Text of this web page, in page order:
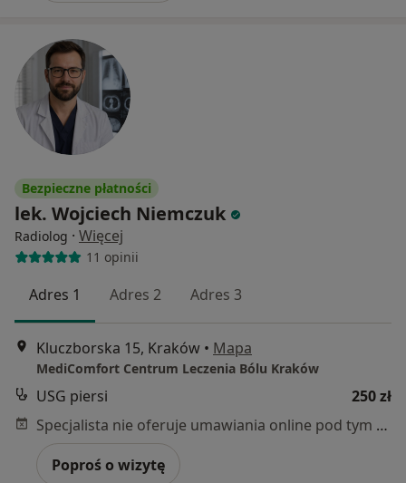
Bezpieczne płatności
lek. Wojciech Niemczuk
Radiolog · Więcej
11 opinii
Adres 1 Adres 2 Adres 3
Kluczborska 15, Kraków • Mapa
MediComfort Centrum Leczenia Bólu Kraków
USG piersi
250 zł
Specjalista nie oferuje umawiania online pod tym adresem.
Poproś o wizytę